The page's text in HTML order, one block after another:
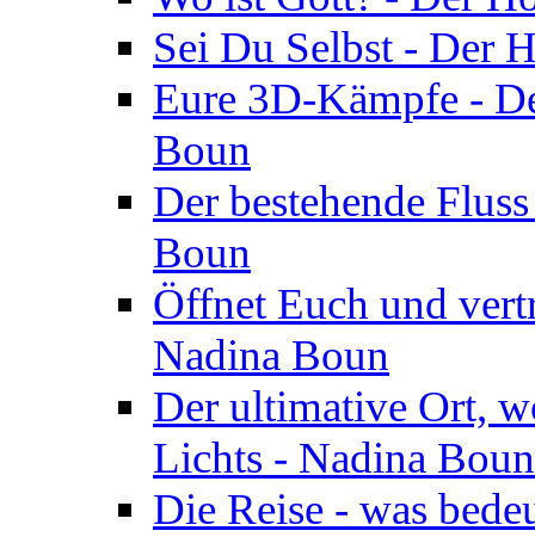
Sei Du Selbst - Der
Eure 3D-Kämpfe -
Boun
Der bestehende
Boun
Öffnet Euch und
Nadina Boun
Der ultimative Ort,
Lichts - Nadina Boun
Die Reise - was